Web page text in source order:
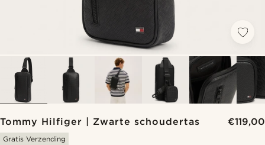
Tommy Hilfiger | Zwarte schoudertas €119,00
Gratis Verzending